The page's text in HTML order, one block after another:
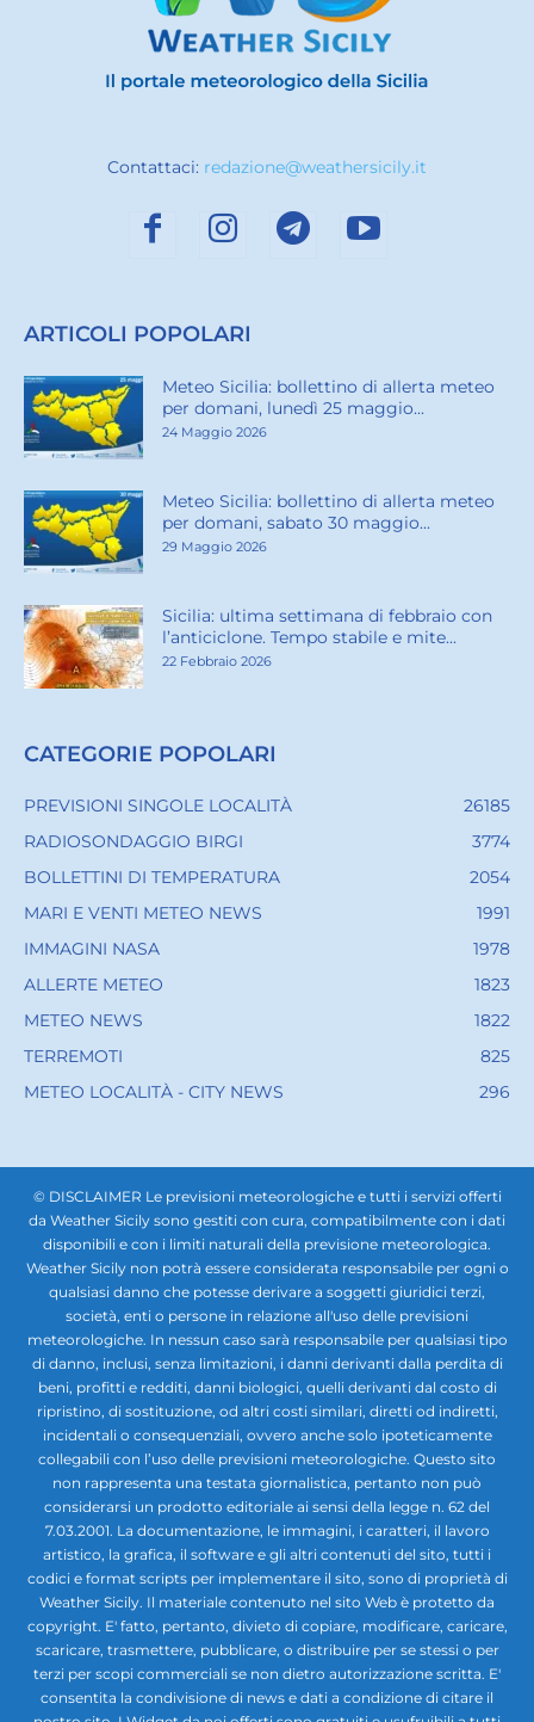
Contattaci: redazione@weathersicily.it
ARTICOLI POPOLARI
Meteo Sicilia: bollettino di allerta meteo
per domani, lunedì 25 maggio...
24 Maggio 2026
Meteo Sicilia: bollettino di allerta meteo
per domani, sabato 30 maggio...
29 Maggio 2026
Sicilia: ultima settimana di febbraio con
l’anticiclone. Tempo stabile e mite...
22 Febbraio 2026
CATEGORIE POPOLARI
PREVISIONI SINGOLE LOCALITÀ
26185
RADIOSONDAGGIO BIRGI
3774
BOLLETTINI DI TEMPERATURA
2054
MARI E VENTI METEO NEWS
1991
IMMAGINI NASA
1978
ALLERTE METEO
1823
METEO NEWS
1822
TERREMOTI
825
METEO LOCALITÀ - CITY NEWS
296
© DISCLAIMER Le previsioni meteorologiche e tutti i servizi offerti
da Weather Sicily sono gestiti con cura, compatibilmente con i dati
disponibili e con i limiti naturali della previsione meteorologica.
Weather Sicily non potrà essere considerata responsabile per ogni o
qualsiasi danno che potesse derivare a soggetti giuridici terzi,
società, enti o persone in relazione all'uso delle previsioni
meteorologiche. In nessun caso sarà responsabile per qualsiasi tipo
di danno, inclusi, senza limitazioni, i danni derivanti dalla perdita di
beni, profitti e redditi, danni biologici, quelli derivanti dal costo di
ripristino, di sostituzione, od altri costi similari, diretti od indiretti,
incidentali o consequenziali, ovvero anche solo ipoteticamente
collegabili con l’uso delle previsioni meteorologiche. Questo sito
non rappresenta una testata giornalistica, pertanto non può
considerarsi un prodotto editoriale ai sensi della legge n. 62 del
7.03.2001. La documentazione, le immagini, i caratteri, il lavoro
artistico, la grafica, il software e gli altri contenuti del sito, tutti i
codici e format scripts per implementare il sito, sono di proprietà di
Weather Sicily. Il materiale contenuto nel sito Web è protetto da
copyright. E' fatto, pertanto, divieto di copiare, modificare, caricare,
scaricare, trasmettere, pubblicare, o distribuire per se stessi o per
terzi per scopi commerciali se non dietro autorizzazione scritta. E'
consentita la condivisione di news e dati a condizione di citare il